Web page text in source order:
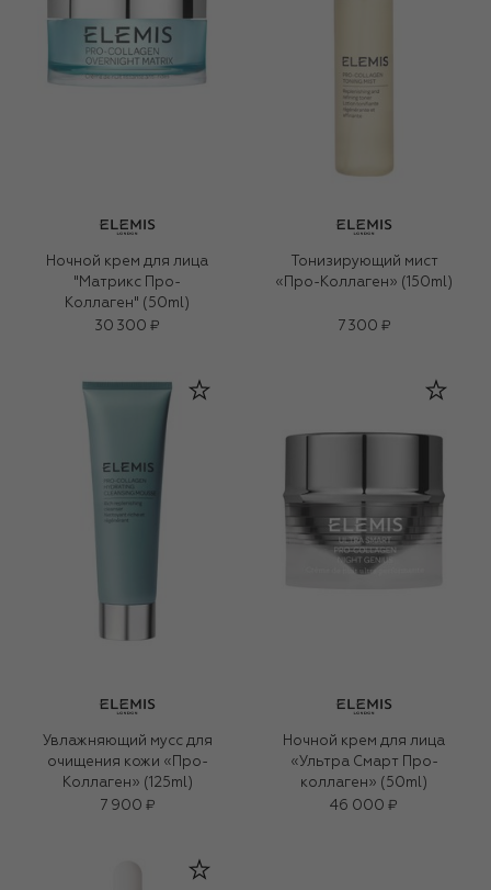
Ночной крем для лица
"Матрикс Про-
Коллаген" (50ml)
30 300 ₽
Тонизирующий мист
«Про-Коллаген» (150ml)
7 300 ₽
Увлажняющий мусс для
очищения кожи «Про-
Коллаген» (125ml)
7 900 ₽
Ночной крем для лица
«Ультра Смарт Про-
коллаген» (50ml)
46 000 ₽